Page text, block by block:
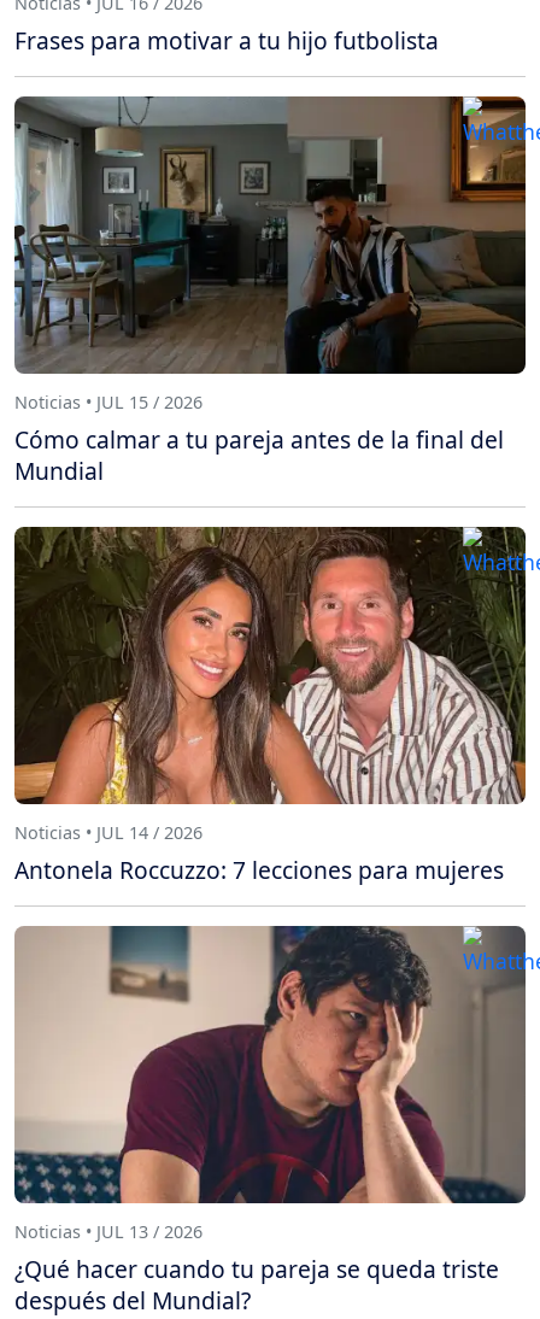
Frases para motivar a tu hijo futbolista
Noticias • JUL 15 / 2026
Cómo calmar a tu pareja antes de la final del
Mundial
Noticias • JUL 14 / 2026
Antonela Roccuzzo: 7 lecciones para mujeres
Noticias • JUL 13 / 2026
¿Qué hacer cuando tu pareja se queda triste
después del Mundial?